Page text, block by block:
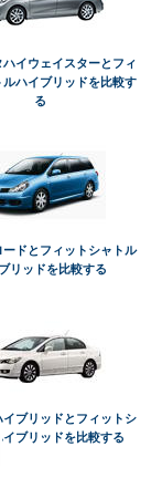
ハイウェイスターとフィ
ルハイブリッドを比較す
る
ードとフィットシャトル
リッドを比較する
イブリッドとフィットシ
イブリッドを比較する